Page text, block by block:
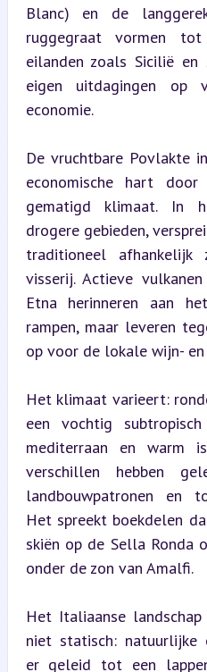
Blanc) en de
ruggegraat vormen
eilanden zoals Sicilië en
eigen uitdagingen op
economie.
De vruchtbare Povlakte
economische hart
gematigd klimaat. In
drogere gebieden,
traditioneel
visserij. Actieve
Etna herinneren aan
rampen, maar leveren
op voor de lokale wijn-
Het klimaat varieert:
een vochtig
mediterraan en warm
verschillen hebben
landbouwpatronen en
Het spreekt boekdelen
skiën op de Sella Ronda
onder de zon van Amalfi.
Het Italiaanse
niet statisch: natuurlijke
er geleid tot een